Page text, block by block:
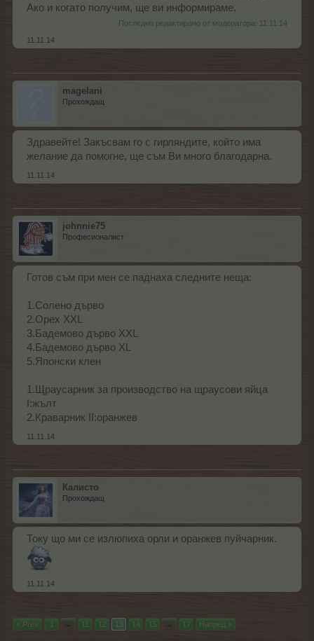
Ако и когато получим, ще ви информираме.
Последно редактирано от модератора: 11.11.14
11.11.14
magelani
Прохождащ
Здравейте! Закъсвам го с гирляндите, който има
желание да помогне, ще съм Ви много благодарна.
11.11.14
johnnie75
Професионалист
Готов съм при мен се паднаха следните неща:
1.Солено дърво
2.Орех XXL
3.Бадемово дърво XXL
4.Бадемово дърво XL
5.Японски клен
1.Щраусарник за производство на щраусови яйца
I:жълт
2.Краварник II:оранжев
11.11.14
Калисто
Прохождащ
Току що ми се излюпиха орли и оранжев пуйчарник.
11.11.14
< Prev 1 ← 11 12 13 14 15 → 17 Напред >